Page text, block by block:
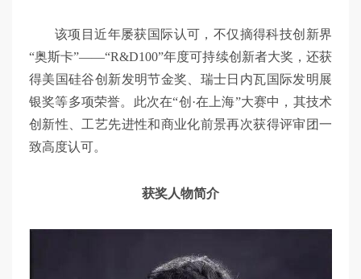
该项目近年屡获国际认可，不仅摘得科技创新界
“奥斯卡”——“R&D100”年度可持续创新者大奖，还获
得美国硅谷创新发明节金奖、瑞士日内瓦国际发明展
银奖等多项荣誉。此次在“创·在上海”大赛中，其技术
创新性、工艺先进性和商业化前景再次获得评审团一
致高度认可。
获奖人物简介